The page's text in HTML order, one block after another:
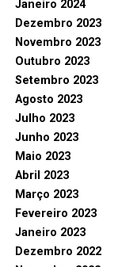
Janeiro 2024
Dezembro 2023
Novembro 2023
Outubro 2023
Setembro 2023
Agosto 2023
Julho 2023
Junho 2023
Maio 2023
Abril 2023
Março 2023
Fevereiro 2023
Janeiro 2023
Dezembro 2022